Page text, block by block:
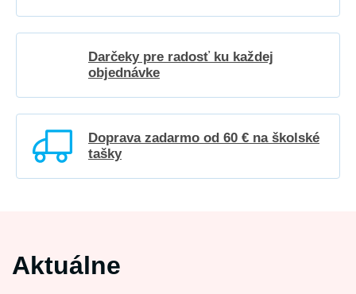
Darčeky pre radosť ku každej
objednávke
Doprava zadarmo od 60 € na školské
tašky
Aktuálne